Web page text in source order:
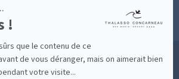
!
que le contenu de ce
de vous déranger, mais on aimerait bien
votre visite...
DE CONFIDENTIALITÉ
MENTIONS LÉGALES
BLANCS - 29900 CONCARNEAU - 02 98 75 05 40